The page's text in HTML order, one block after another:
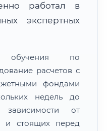
работал в
экспертных
обучения по
расчетов с
фондами
недель до
от
и стоящих перед